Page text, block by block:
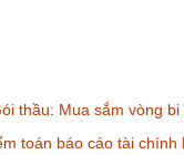
thầu: Mua sắm
toán báo cáo tài